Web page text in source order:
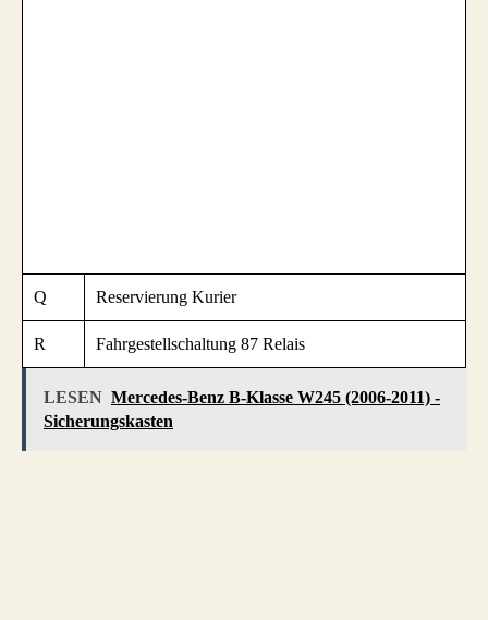
Q Reservierung Kurier
R Fahrgestellschaltung 87 Relais
LESEN Mercedes-Benz B-Klasse W245 (2006-2011) -
Sicherungskasten